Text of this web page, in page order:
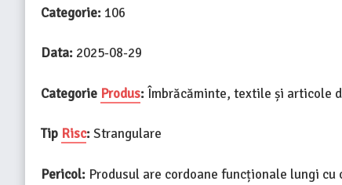
Categorie: 106
Data: 2025-08-29
Categorie Produs: Îmbrăcăminte, textile și articole
Tip Risc:Strangulare
Pericol: Produsul are cordoane funcționale lungi